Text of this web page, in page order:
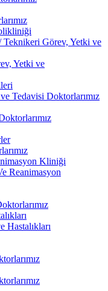
Teknikeri Görev, Yetki ve
Yetki ve
Tedavisi Doktorlarımız
Kliniği
Reanimasyon
Hastalıkları